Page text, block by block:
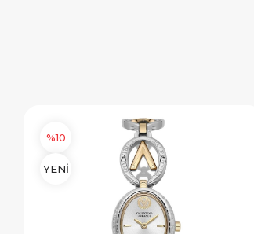
%10
YENİ